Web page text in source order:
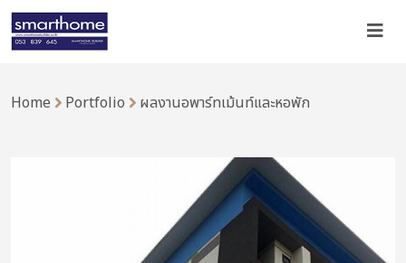
Home Portfolio ผลงานอพาร์ทเม้นท์และหอพัก